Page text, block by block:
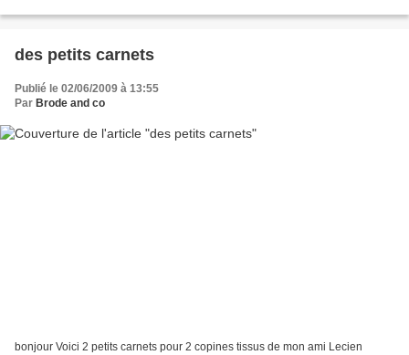
des petits carnets
Publié le 02/06/2009 à 13:55
Par Brode and co
bonjour Voici 2 petits carnets pour 2 copines tissus de mon ami Lecien